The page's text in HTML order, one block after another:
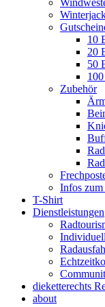
10
20
50
Zubehör
Infos zum
T-Shirt
Dienstleistungen
dieketterechts
about